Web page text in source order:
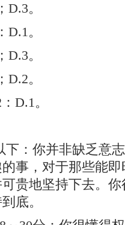
。
。
。
。
D.1。
下：你并非缺乏意
事，对于那些能
贵地坚持下去。
底。